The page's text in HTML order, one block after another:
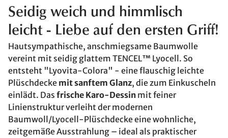
Seidig weich und himmlisch
leicht - Liebe auf den ersten Griff!
Hautsympathische, anschmiegsame Baumwolle
vereint mit seidig glattem TENCEL™ Lyocell. So
entsteht "Lyovita-Colora" - eine flauschig leichte
Plüschdecke mit sanftem Glanz, die zum Einkuscheln
einlädt. Das frische Karo-Dessin mit feiner
Linienstruktur verleiht der modernen
Baumwoll/Lyocell-Plüschdecke eine wohnliche,
zeitgemäße Ausstrahlung – ideal als praktischer